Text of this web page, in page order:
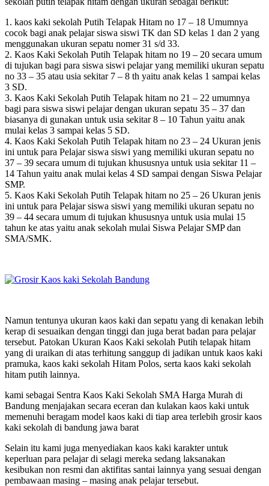
1. kaos kaki sekolah Putih Telapak Hitam no 17 – 18 Umumnya
cocok bagi anak pelajar siswa siswi TK dan SD kelas 1 dan 2 yang
menggunakan ukuran sepatu nomer 31 s/d 33.
2. Kaos Kaki Sekolah Putih Telapak hitam no 19 – 20 secara umum
di tujukan bagi para siswa siswi pelajar yang memiliki ukuran sepatu
no 33 – 35 atau usia sekitar 7 – 8 th yaitu anak kelas 1 sampai kelas
3 SD.
3. Kaos Kaki Sekolah Putih Telapak hitam no 21 – 22 umumnya
bagi para siswa siswi pelajar dengan ukuran sepatu 35 – 37 dan
biasanya di gunakan untuk usia sekitar 8 – 10 Tahun yaitu anak
mulai kelas 3 sampai kelas 5 SD.
4. Kaos Kaki Sekolah Putih Telapak hitam no 23 – 24 Ukuran jenis
ini untuk para Pelajar siswa siswi yang memiliki ukuran sepatu no
37 – 39 secara umum di tujukan khususnya untuk usia sekitar 11 –
14 Tahun yaitu anak mulai kelas 4 SD sampai dengan Siswa Pelajar
SMP.
5. Kaos Kaki Sekolah Putih Telapak hitam no 25 – 26 Ukuran jenis
ini untuk para Pelajar siswa siswi yang memiliki ukuran sepatu no
39 – 44 secara umum di tujukan khususnya untuk usia mulai 15
tahun ke atas yaitu anak sekolah mulai Siswa Pelajar SMP dan
SMA/SMK.
Namun tentunya ukuran kaos kaki dan sepatu yang di kenakan lebih
kerap di sesuaikan dengan tinggi dan juga berat badan para pelajar
tersebut. Patokan Ukuran Kaos Kaki sekolah Putih telapak hitam
yang di uraikan di atas terhitung sanggup di jadikan untuk kaos kaki
pramuka, kaos kaki sekolah Hitam Polos, serta kaos kaki sekolah
hitam putih lainnya.
kami sebagai Sentra Kaos Kaki Sekolah SMA Harga Murah di
Bandung menjajakan secara eceran dan kulakan kaos kaki untuk
memenuhi beragam model kaos kaki di tiap area terlebih grosir kaos
kaki sekolah di bandung jawa barat
Selain itu kami juga menyediakan kaos kaki karakter untuk
keperluan para pelajar di selagi mereka sedang laksanakan
kesibukan non resmi dan aktifitas santai lainnya yang sesuai dengan
pembawaan masing – masing anak pelajar tersebut.